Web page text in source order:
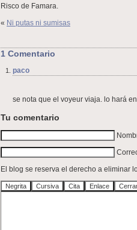
Risco de Famara.
« Ni putas ni sumisas
1 Comentario
paco
se nota que el voyeur viaja. lo hará
Tu comentario
El blog se reserva el derecho a eliminar